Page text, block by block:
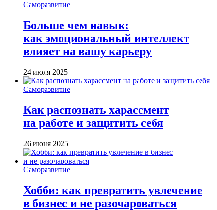
Саморазвитие
Больше чем навык:
как эмоциональный интеллект
влияет на вашу карьеру
24 июля 2025
Саморазвитие
Как распознать харассмент
на работе и защитить себя
26 июня 2025
Саморазвитие
Хобби: как превратить увлечение
в бизнес и не разочароваться